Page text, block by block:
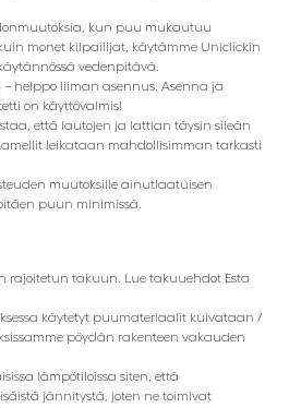
kun puu mukautuu
monet kilpailijat, käytämme Uniclickin
vedenpitävä.
helppo liiman asennus. Asenna ja
on käyttövalmis!
että lautojen ja lattian täysin sileän
leikataan mahdollisimman tarkasti
muutoksille ainutlaatuisen
puun minimissä.
rajoitetun takuun. Lue takuuehdot Esta
käytetyt puumateriaalit kuivataan /
pöydän rakenteen vakauden
lämpötiloissa siten, että
jännitystä, joten ne toimivat